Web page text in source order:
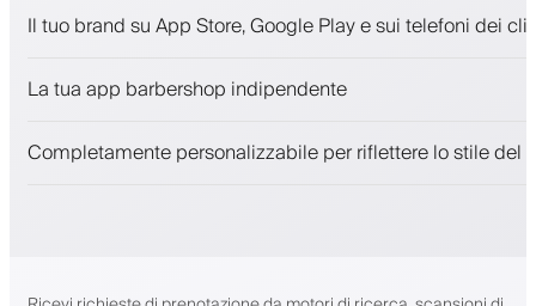
Pagamenti, deposito cauzionale
Coinvolgi i clienti con un programma fedeltà
Il tuo brand su App Store, Google Play e sui telefoni dei
La tua app barbershop indipendente
Completamente personalizzabile per riflettere lo stile del